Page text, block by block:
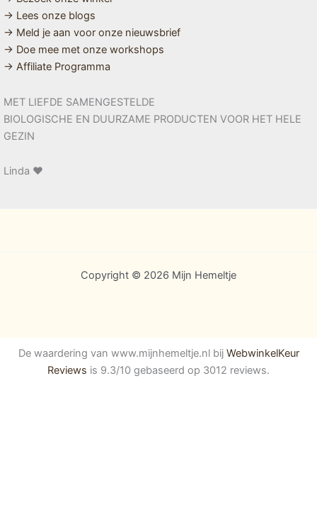
→ Lees onze blogs
→ Meld je aan voor onze nieuwsbrief
→ Doe mee met onze workshops
→ Affiliate Programma
MET LIEFDE SAMENGESTELDE
BIOLOGISCHE EN DUURZAME PRODUCTEN VOOR HET HELE
GEZIN
Linda ❤️
Copyright © 2026 Mijn Hemeltje
De waardering van www.mijnhemeltje.nl bij WebwinkelKeur
Reviews is 9.3/10 gebaseerd op 3012 reviews.